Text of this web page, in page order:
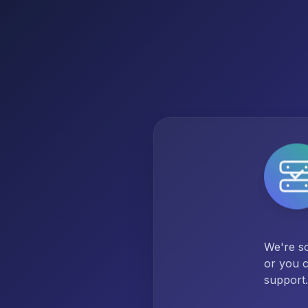
We're
or you
support.